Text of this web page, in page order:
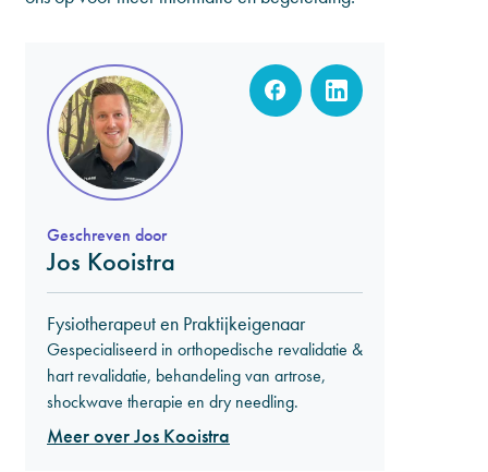
Geschreven door
Jos Kooistra
Fysiotherapeut en Praktijkeigenaar
Gespecialiseerd in orthopedische revalidatie &
hart revalidatie, behandeling van artrose,
shockwave therapie en dry needling.
Meer over Jos Kooistra